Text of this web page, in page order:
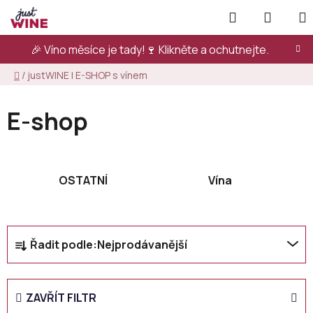
Přejít
na
obsah
🎉 Víno měsíce je tady!🍷 Klikněte a ochutnejte.
Hledat
KOŠÍK
Domů
/ justWINE | E-SHOP s vínem
E-shop
OSTATNÍ Vína
Ř
a
z
n
Řadit podle:Nejprodávanější
ZAVŘÍT FILTR